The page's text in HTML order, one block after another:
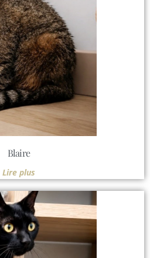
Blaire
Lire plus